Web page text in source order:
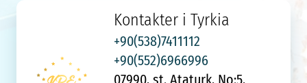
Kontakter i Tyrkia
+90(538)7411112
+90(552)6966996